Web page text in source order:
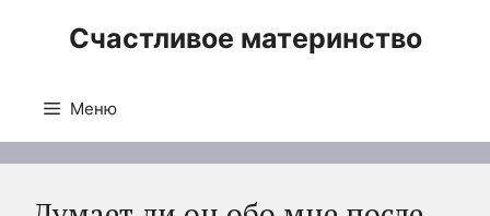
Счастливое материнство
Меню